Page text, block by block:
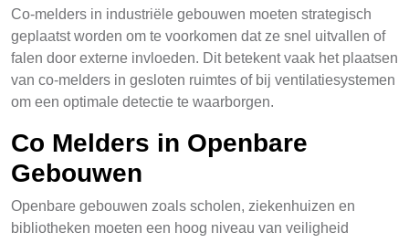
Co-melders in industriële gebouwen moeten strategisch
geplaatst worden om te voorkomen dat ze snel uitvallen of
falen door externe invloeden. Dit betekent vaak het plaatsen
van co-melders in gesloten ruimtes of bij ventilatiesystemen
om een optimale detectie te waarborgen.
Co Melders in Openbare
Gebouwen
Openbare gebouwen zoals scholen, ziekenhuizen en
bibliotheken moeten een hoog niveau van veiligheid